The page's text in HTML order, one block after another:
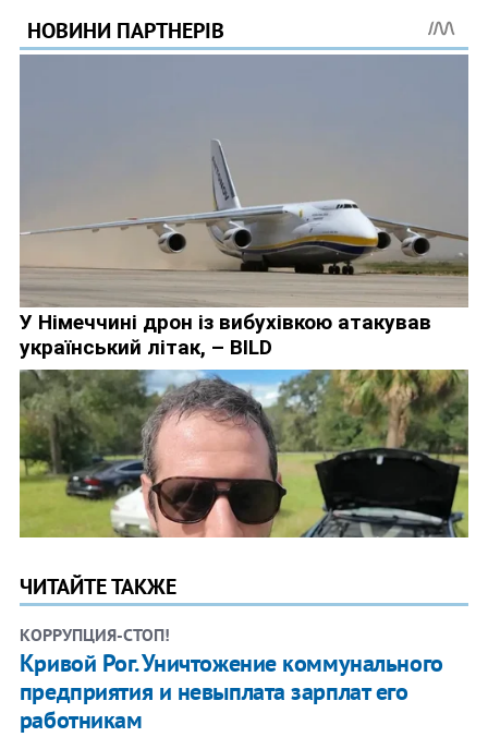
ЧИТАЙТЕ ТАКЖЕ
КОРРУПЦИЯ-СТОП!
Кривой Рог. Уничтожение коммунального
предприятия и невыплата зарплат его
работникам